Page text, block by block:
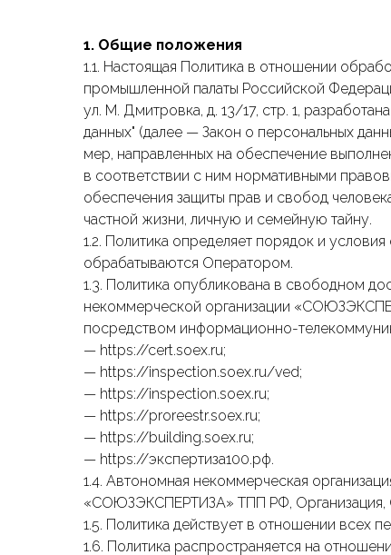
1. Общие положения
1.1. Настоящая Политика в отношении
промышленной палаты Российской
ул. М. Дмитровка, д. 13/17, стр. 1,
данных" (далее — Закон о персональных
мер, направленных на обеспечение
в соответствии с ним нормативными
обеспечения защиты прав и свобод
частной жизни, личную и семейную тайну.
1.2. Политика определяет порядок и
обрабатываются Оператором.
1.3. Политика опубликована в свободном
некоммерческой организации
посредством информационно-
— https://cert.soex.ru;
— https://inspection.soex.ru/ved;
— https://inspection.soex.ru;
— https://proreestr.soex.ru;
— https://building.soex.ru;
— https://экспертиза100.рф.
1.4. Автономная некоммерческая
«СОЮЗЭКСПЕРТИЗА» ТПП РФ, Организация,
1.5. Политика действует в отношении всех
1.6. Политика распространяется на